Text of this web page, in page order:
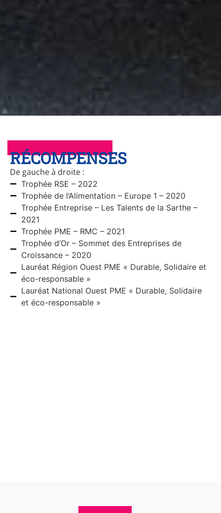
RÉCOMPENSES
De gauche à droite :
Trophée RSE – 2022
Trophée de l’Alimentation – Europe 1 – 2020
Trophée Entreprise – Les Talents de la Sarthe –
2021
Trophée PME – RMC – 2021
Trophée d’Or – Sommet des Entreprises de
Croissance – 2020
Lauréat Région Ouest PME « Durable, Solidaire et
éco-responsable »
Lauréat National Ouest PME « Durable, Solidaire
et éco-responsable »